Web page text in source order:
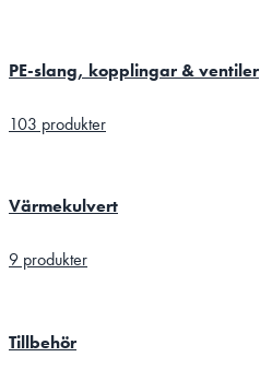
PE-slang, kopplingar & ventiler
103 produkter
Värmekulvert
9 produkter
Tillbehör